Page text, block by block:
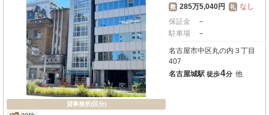
貸事務所(区分)
敷 285万5,040円 礼 なし
保証金
－
駐車場
－
名古屋市中区丸の内３丁目
407
名古屋城駅 徒歩4分 他